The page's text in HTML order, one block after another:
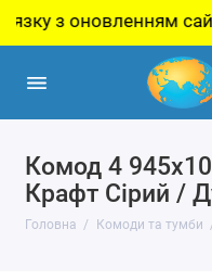
оновленням сайту -
Комод 4
Крафт Сірий /
Головна Комоди та тумби